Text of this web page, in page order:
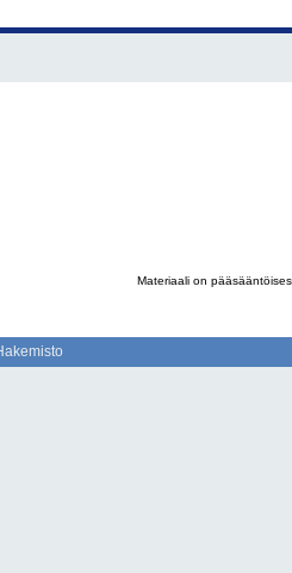
Materiaali on